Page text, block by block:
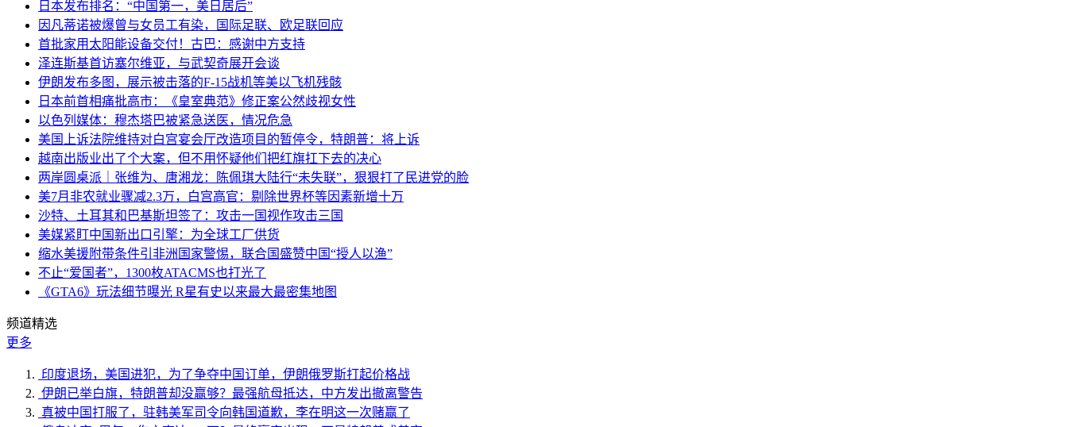
日本发布排名：“中国第一，美日居后”
因凡蒂诺被爆曾与女员工有染，国际足联、欧足联回应
首批家用太阳能设备交付！古巴：感谢中方支持
泽连斯基首访塞尔维亚，与武契奇展开会谈
伊朗发布多图，展示被击落的F-15战机等美以飞机残骸
日本前首相痛批高市：《皇室典范》修正案公然歧视女性
以色列媒体：穆杰塔巴被紧急送医，情况危急
美国上诉法院维持对白宫宴会厅改造项目的暂停令，特朗普：将上诉
越南出版业出了个大案，但不用怀疑他们把红旗扛下去的决心
两岸圆桌派｜张维为、唐湘龙：陈佩琪大陆行“未失联”，狠狠打了民进党的脸
美7月非农就业骤减2.3万，白宫高官：剔除世界杯等因素新增十万
沙特、土耳其和巴基斯坦签了：攻击一国视作攻击三国
美媒紧盯中国新出口引擎：为全球工厂供货
缩水美援附带条件引非洲国家警惕，联合国盛赞中国“授人以渔”
不止“爱国者”，1300枚ATACMS也打光了
《GTA6》玩法细节曝光 R星有史以来最大最密集地图
频道精选
更多
印度退场，美国进犯，为了争夺中国订单，伊朗俄罗斯打起价格战
伊朗已举白旗，特朗普却没赢够？最强航母抵达，中方发出撤离警告
真被中国打服了，驻韩美军司令向韩国道歉，李在明这一次赌赢了